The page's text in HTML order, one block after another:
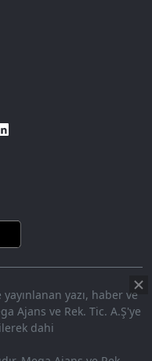
yazı, haber ve
Ajans ve Rek. Tic. A.Ş'ye
dahi